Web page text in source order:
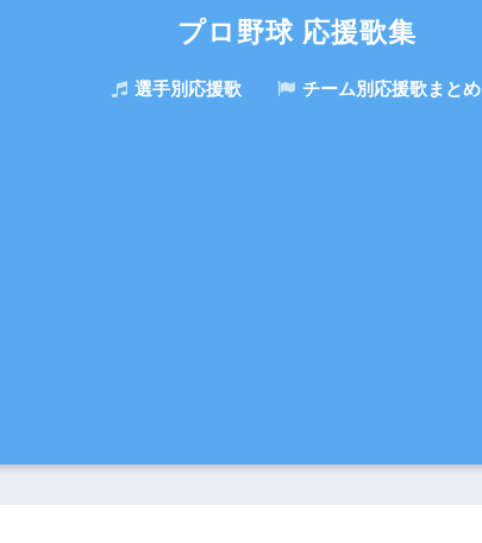
プロ野球 応援歌集
選手別応援歌 チーム別応援歌まとめ